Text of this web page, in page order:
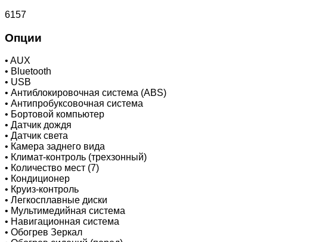
6157
Опции
• AUX
• Bluetooth
• USB
• Антиблокировочная система (ABS)
• Антипробуксовочная система
• Бортовой компьютер
• Датчик дождя
• Датчик света
• Камера заднего вида
• Климат-контроль (трехзонный)
• Количество мест (7)
• Кондиционер
• Круиз-контроль
• Легкосплавные диски
• Мультимедийная система
• Навигационная система
• Обогрев Зеркал